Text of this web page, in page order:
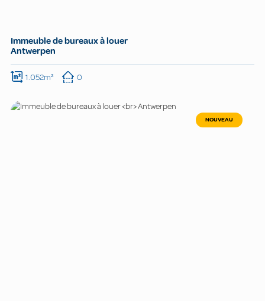
Immeuble de bureaux à louer
Antwerpen
1.052m² 0
NOUVEAU